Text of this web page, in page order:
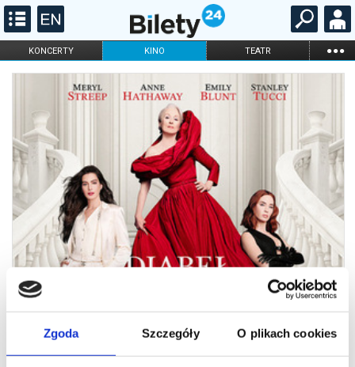
Zgoda Szczegóły O plikach cookies
KONCERTY KINO TEATR ...
FILHARMONIA OPERA I BALET
DLA DZIECI
ONLINE KARNETY